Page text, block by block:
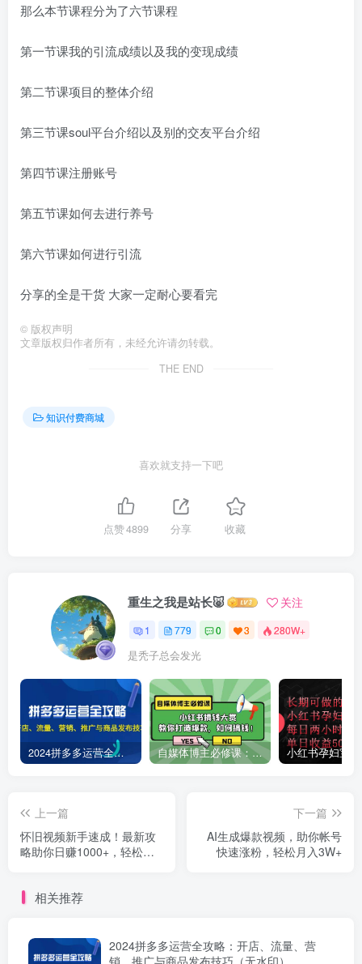
那么本节课程分为了六节课程
第一节课我的引流成绩以及我的变现成绩
第二节课项目的整体介绍
第三节课soul平台介绍以及别的交友平台介绍
第四节课注册账号
第五节课如何去进行养号
第六节课如何进行引流
分享的全是干货 大家一定耐心要看完
© 版权声明
文章版权归作者所有，未经允许请勿转载。
THE END
知识付费商城
喜欢就支持一下吧
点赞4899 分享 收藏
重生之我是站长🐷 关注
1 779 0 3 280W+
是秃子总会发光
2024拼多多运营全攻略：开店、流量、营销、推广与商品发布技巧（无水印） 自媒体博主必修课：小红书搞钱大赏，教你打造爆款，如何搞钱（11节课）
上一篇
怀旧视频新手速成！最新攻
略助你日赚1000+，轻松超
下一篇
AI生成爆款视频，助你帐号
快速涨粉，轻松月入3W+
相关推荐
2024拼多多运营全攻略：开店、流量、营